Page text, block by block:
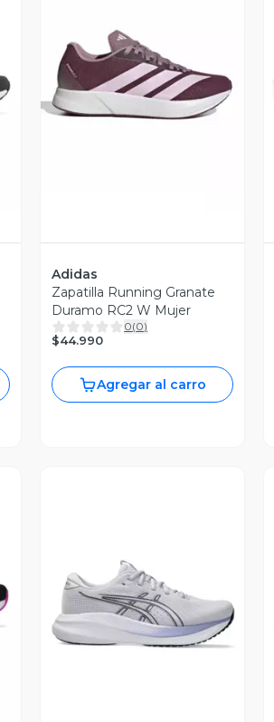
Vista Previa
Adidas
Zapatilla Running Granate
Duramo RC2 W Mujer
0(0)
$44.990
Agregar al carro
Vista Previa